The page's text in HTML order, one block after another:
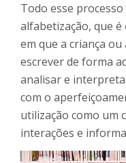
Todo esse
alfabetização, que é
em que a criança
escrever de forma
analisar e
com o
utilização como um
interações e